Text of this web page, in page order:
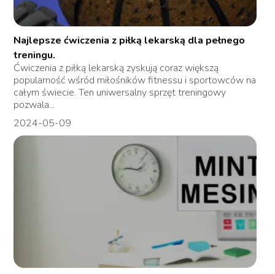
Najlepsze ćwiczenia z piłką lekarską dla pełnego
treningu.
Ćwiczenia z piłką lekarską zyskują coraz większą
popularność wśród miłośników fitnessu i sportowców na
całym świecie. Ten uniwersalny sprzęt treningowy
pozwala...
2024-05-09